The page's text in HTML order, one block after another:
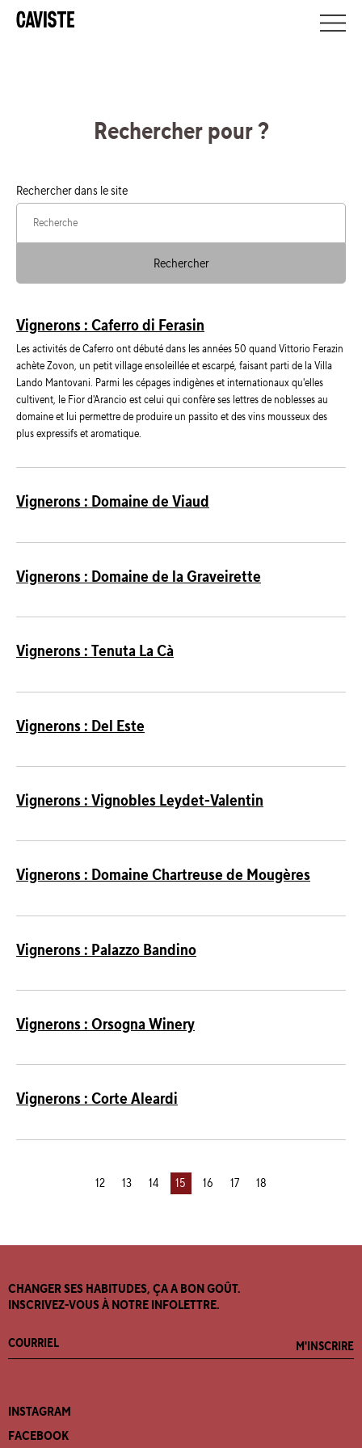
Rechercher pour?
Rechercher dans le site
Rechercher
Vignerons : Caferro di Ferasin
Les activités de Caferro ont débuté dans les années 50 quand Vittorio Ferazin
achète Zovon, un petit village ensoleillée et escarpé, faisant parti de la Villa
Lando Mantovani. Parmi les cépages indigènes et internationaux qu'elles
cultivent, le Fior d'Arancio est celui qui confère ses lettres de noblesses au
domaine et lui permettre de produire un passito et des vins mousseux des
plus expressifs et aromatique.
Vignerons : Domaine de Viaud
Vignerons : Domaine de la Graveirette
Vignerons : Tenuta La Cà
Vignerons : Del Este
Vignerons : Vignobles Leydet-Valentin
Vignerons : Domaine Chartreuse de Mougères
Vignerons : Palazzo Bandino
Vignerons : Orsogna Winery
Vignerons : Corte Aleardi
12 13 14 15 16 17 18
CHANGER SES HABITUDES, ÇA A BON GOÛT.
INSCRIVEZ-VOUS À NOTRE INFOLETTRE.
M'INSCRIRE
INSTAGRAM
FACEBOOK